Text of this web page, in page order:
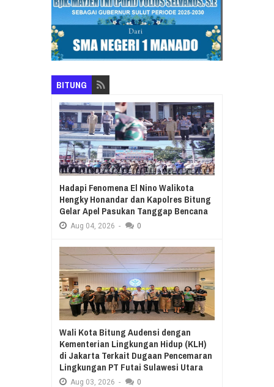
BITUNG
Hadapi Fenomena El Nino Walikota
Hengky Honandar dan Kapolres Bitung
Gelar Apel Pasukan Tanggap Bencana
Aug 04, 2026 - 0
Wali Kota Bitung Audensi dengan
Kementerian Lingkungan Hidup (KLH)
di Jakarta Terkait Dugaan Pencemaran
Lingkungan PT Futai Sulawesi Utara
Aug 03, 2026 - 0